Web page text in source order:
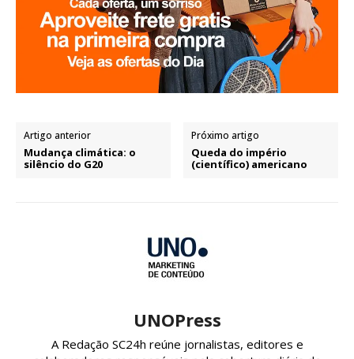
Artigo anterior
Mudança climática: o
silêncio do G20
Próximo artigo
Queda do império
(científico) americano
UNOPress
A Redação SC24h reúne jornalistas, editores e